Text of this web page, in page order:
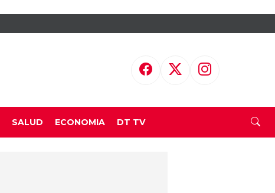
SALUD ECONOMIA DT TV